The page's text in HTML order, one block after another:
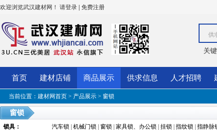
欢迎浏览武汉建材网！ 请登录 | 免费注册
供
关
首页 建材店铺 商品展示 供求信息 人才招聘
当前位置： 建材网首页 > 产品展示 > 窗锁
窗锁
锁具 ： 汽车锁 机械门锁 窗锁 家具锁、办公锁 挂锁 指纹锁 指静脉